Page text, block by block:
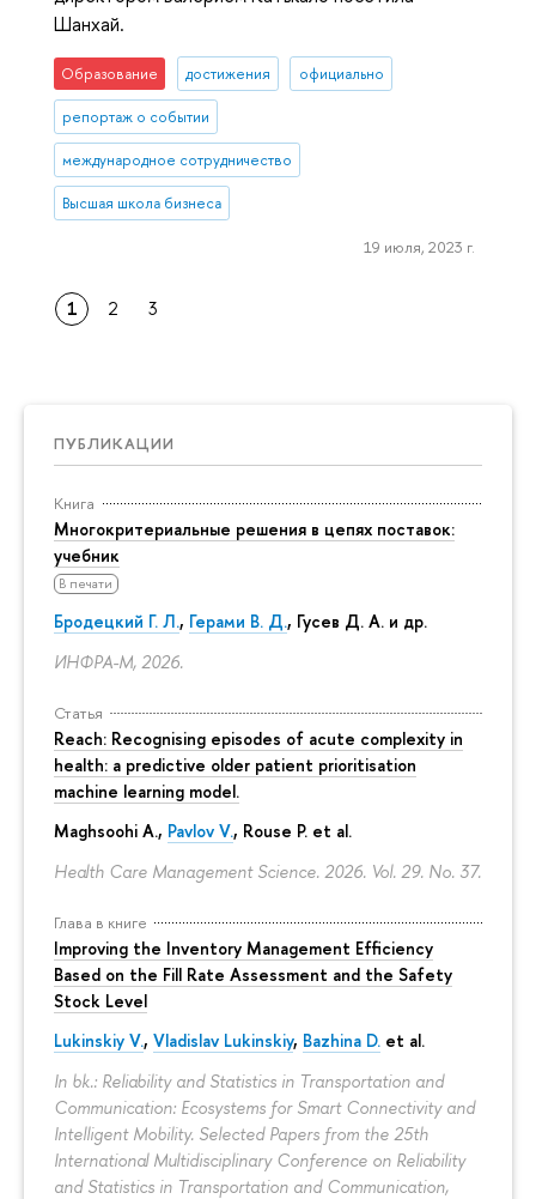
ПУБЛИКАЦИИ
Книга
Многокритериальные решения в цепях поставок:
учебник
В печати
Бродецкий Г. Л., Герами В. Д., Гусев Д. А. и др.
ИНФРА-М, 2026.
Статья
Reach: Recognising episodes of acute complexity in
health: a predictive older patient prioritisation
machine learning model.
Maghsoohi A., Pavlov V., Rouse P. et al.
Health Care Management Science. 2026. Vol. 29. No. 37.
Глава в книге
Improving the Inventory Management Efficiency
Based on the Fill Rate Assessment and the Safety
Stock Level
Lukinskiy V., Vladislav Lukinskiy, Bazhina D. et al.
In bk.: Reliability and Statistics in Transportation and
Communication: Ecosystems for Smart Connectivity and
Intelligent Mobility. Selected Papers from the 25th
International Multidisciplinary Conference on Reliability
and Statistics in Transportation and Communication,
Шанхай.
Образование достижения официально
репортаж о событии
международное сотрудничество
Высшая школа бизнеса
19 июля, 2023 г.
1 2 3